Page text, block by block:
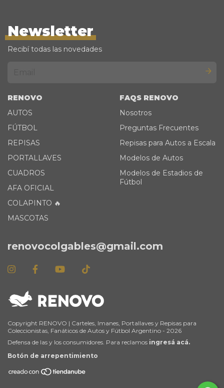
Newsletter
Recibí todas las novedades
RENOVO
AUTOS
FÚTBOL
REPISAS
PORTALLAVES
CUADROS
AFA OFICIAL
COLAPINTO 🔥
MASCOTAS
FAQS RENOVO
Nosotros
Preguntas Frecuentes
Repisas para Autos a Escala
Modelos de Autos
Modelos de Estadios de
Fútbol
renovocolgables@gmail.com
Copyright RENOVO | Carteles, Imanes, Portallaves y Repisas para
Coleccionistas, Fanáticos de Autos y Fútbol Argentino - 2026
Defensa de las y los consumidores. Para reclamos ingresá acá.
Botón de arrepentimiento